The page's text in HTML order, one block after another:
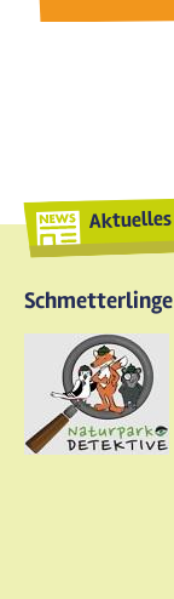
Aktuelles
Schmetterlinge